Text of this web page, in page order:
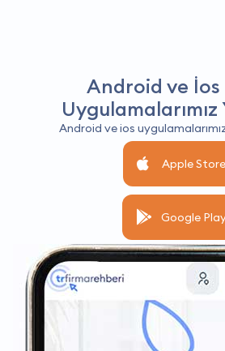
Android ve
Uygulamalarımız
Android ve ios
Apple Store
Google